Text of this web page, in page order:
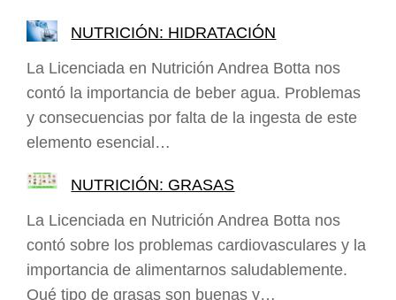
NUTRICIÓN: HIDRATACIÓN
La Licenciada en Nutrición Andrea Botta nos
contó la importancia de beber agua. Problemas
y consecuencias por falta de la ingesta de este
elemento esencial…
NUTRICIÓN: GRASAS
La Licenciada en Nutrición Andrea Botta nos
contó sobre los problemas cardiovasculares y la
importancia de alimentarnos saludablemente.
Qué tipo de grasas son buenas y…